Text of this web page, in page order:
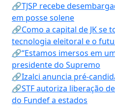
🔗TJSP recebe
em posse solene
🔗Como a capital de JK se
tecnologia eleitoral e o
🔗“Estamos imersos em
presidente do Supremo
🔗Izalci anuncia pré-
🔗STF autoriza liberação
do Fundef a estados